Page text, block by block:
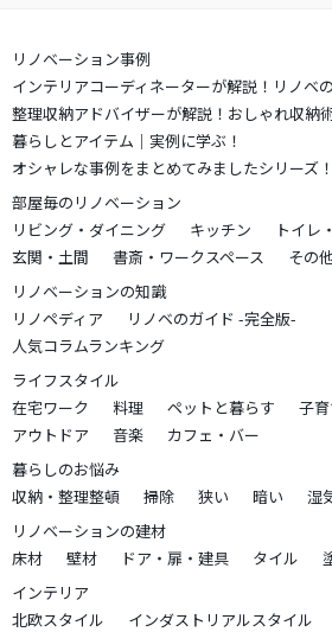
リノベーション事例
インテリアコーディネーターが解説！リノベ
整理収納アドバイザーが解説！おしゃれ収納
暮らしとアイテム｜実例に学ぶ！
オシャレな事例をまとめてみましたシリーズ！
部屋毎のリノベーション
リビング・ダイニング
キッチン
トイレ
玄関・土間
書斎・ワークスペース
その
リノベーションの知識
リノペディア
リノベのガイド -完全版-
人気コラムランキング
ライフスタイル
在宅ワーク
料理 ペットと暮らす 子
アウトドア
音楽
カフェ・バー
暮らしのお悩み
収納・整理整頓
掃除 狭い 暗い
湿
リノベーションの建材
床材
壁材 ドア・扉・建具 タイル
インテリア
北欧スタイル
インダストリアルスタイル